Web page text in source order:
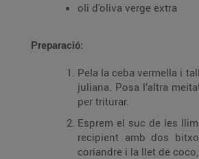
oli d'oliva verge extra
Preparació:
Pela la ceba vermella i
juliana. Posa l’altra
per triturar.
Esprem el suc de les
recipient amb dos
coriandre i la llet de